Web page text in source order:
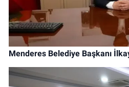
Menderes Belediye Başkanı